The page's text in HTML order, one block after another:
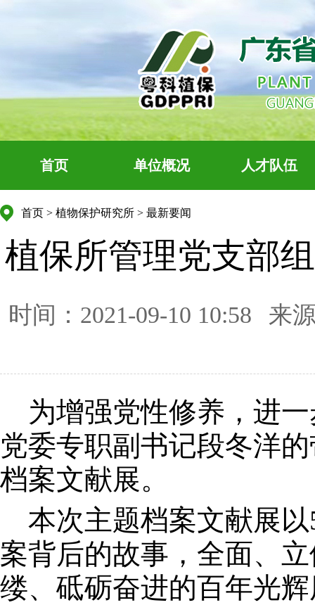
首页 单位概况 人才队伍
首页 > 植物保护研究所 > 最新要闻
植保所管理党支部
时间：2021-09-10 10:58 来
为增强党性修养，进一
党委专职副书记段冬洋
档案文献展。
本次主题档案文献展以
案背后的故事，全面、
缕、砥砺奋进的百年光